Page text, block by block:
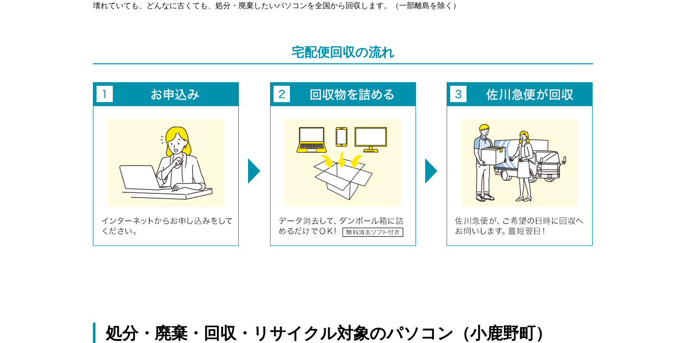
壊れていても、どんなに古くても、処分・廃棄したいパソコンを全国から回収します。（一部離島を除く）
宅配便回収の流れ
処分・廃棄・回収・リサイクル対象のパソコン（小鹿野町）